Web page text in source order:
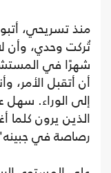
منذ تسريحي،
تُركت وحدي، وأن
شهرًا في
أن أتقبل الأمر،
إلى الوراء.
الذين يرون
رصاصة في